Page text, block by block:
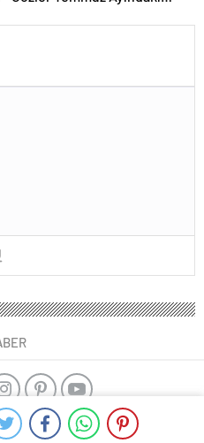
alarm
kayseri çıkışlı İstanbul